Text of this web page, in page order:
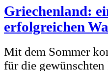
Griechenland:
erfolgreichen
Mit dem Sommer
für die gewünschten